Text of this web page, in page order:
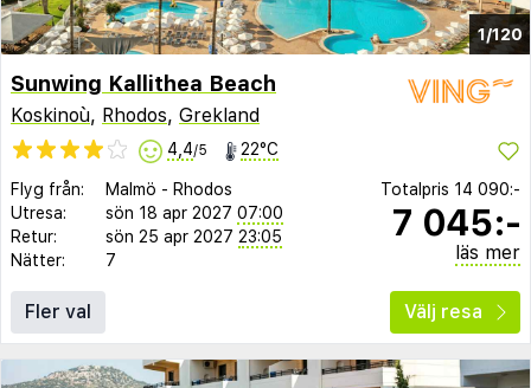
1/120
Sunwing Kallithea Beach
Koskinoù, Rhodos, Grekland
4,4/5 22°C
Flyg från: Malmö - Rhodos
Utresa:
sön 18 apr 2027 07:00
Retur:
sön 25 apr 2027 23:05
Nätter:
7
Totalpris 14 090:-
7 045:-
läs mer
Fler val Välj resa